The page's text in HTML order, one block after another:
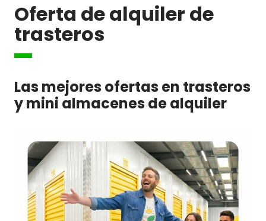
Oferta de alquiler de
trasteros
Las mejores ofertas en trasteros
y mini almacenes de alquiler